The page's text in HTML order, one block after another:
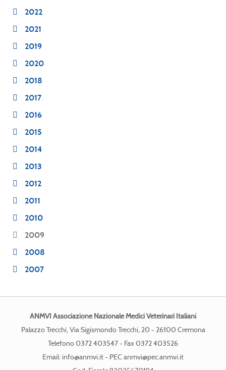
2022
2021
2019
2020
2018
2017
2016
2015
2014
2013
2012
2011
2010
2009
2008
2007
ANMVI Associazione Nazionale Medici Veterinari Italiani
Palazzo Trecchi, Via Sigismondo Trecchi, 20 - 26100 Cremona
Telefono 0372 403547 - Fax 0372 403526
Email: info@anmvi.it- PEC anmvi@pec.anmvi.it